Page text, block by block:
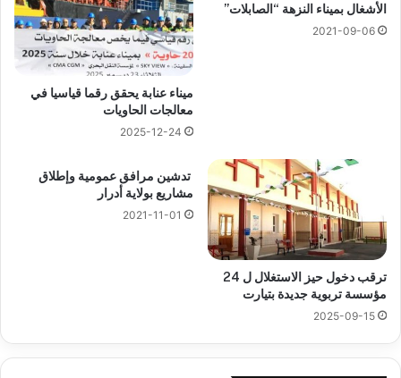
الأشغال بميناء النزهة “الصابلات”
2021-09-06
ميناء عنابة يحقق رقما قياسيا في
معالجات الحاويات
2025-12-24
ترقب دخول حيز الاستغلال ل 24
مؤسسة تربوية جديدة بتيارت
2025-09-15
تدشين مرافق عمومية وإطلاق
مشاريع بولاية أدرار
2021-11-01